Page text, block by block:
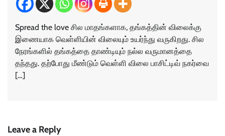
Spread the love சில மாதங்களாக, தங்கத்தின் விலைக்கு
இணையாக வெள்ளியின் விலையும் உயர்ந்து வருகிறது. சில
நேரங்களில் தங்கத்தை தாண்டியும் நல்ல வருமானத்தை
தந்தது. தற்போது மீண்டும் வெள்ளி விலை பாசிட்டிவ் நகர்வை
[…]
Leave a Reply